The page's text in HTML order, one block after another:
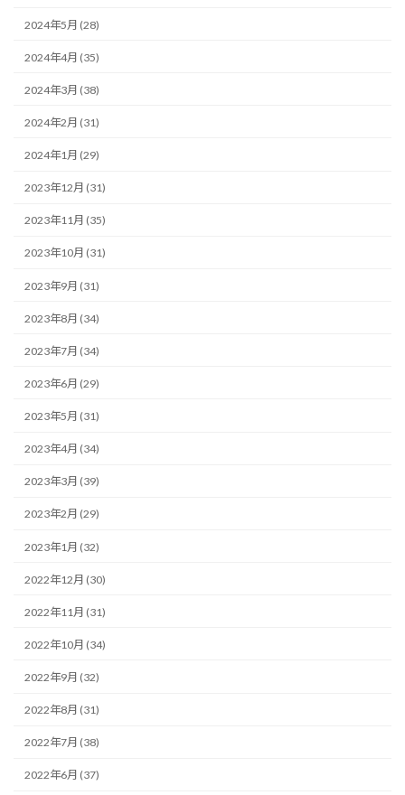
2024年5月 (28)
2024年4月 (35)
2024年3月 (38)
2024年2月 (31)
2024年1月 (29)
2023年12月 (31)
2023年11月 (35)
2023年10月 (31)
2023年9月 (31)
2023年8月 (34)
2023年7月 (34)
2023年6月 (29)
2023年5月 (31)
2023年4月 (34)
2023年3月 (39)
2023年2月 (29)
2023年1月 (32)
2022年12月 (30)
2022年11月 (31)
2022年10月 (34)
2022年9月 (32)
2022年8月 (31)
2022年7月 (38)
2022年6月 (37)